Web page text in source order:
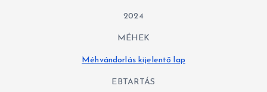
2024
MÉHEK
Méhvándorlás kijelentő lap
EBTARTÁS